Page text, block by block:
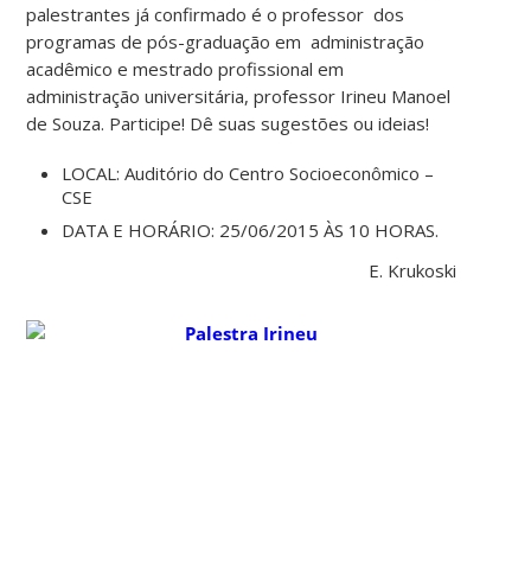
palestrantes já confirmado é o professor dos
programas de pós-graduação em administração
acadêmico e mestrado profissional em
administração universitária, professor Irineu Manoel
de Souza. Participe! Dê suas sugestões ou ideias!
LOCAL: Auditório do Centro Socioeconômico –
CSE
DATA E HORÁRIO: 25/06/2015 ÀS 10 HORAS.
E. Krukoski